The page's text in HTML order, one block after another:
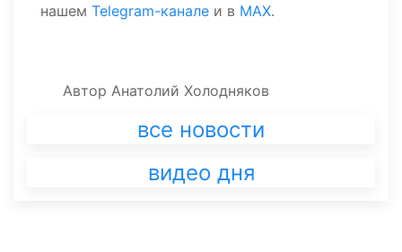
нашем Telegram-канале и в MAX.
Автор Анатолий Холодняков
все новости
видео дня